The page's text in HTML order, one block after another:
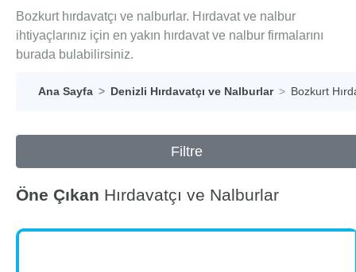
Bozkurt hırdavatçı ve nalburlar. Hırdavat ve nalbur
ihtiyaçlarınız için en yakın hırdavat ve nalbur firmalarını
burada bulabilirsiniz.
Ana Sayfa Denizli Hırdavatçı ve Nalburlar Bozkurt
Filtre
Öne Çıkan Hırdavatçı ve Nalburlar